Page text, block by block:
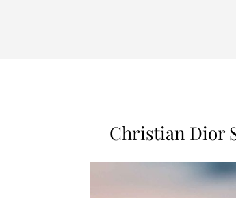
Christian Dior